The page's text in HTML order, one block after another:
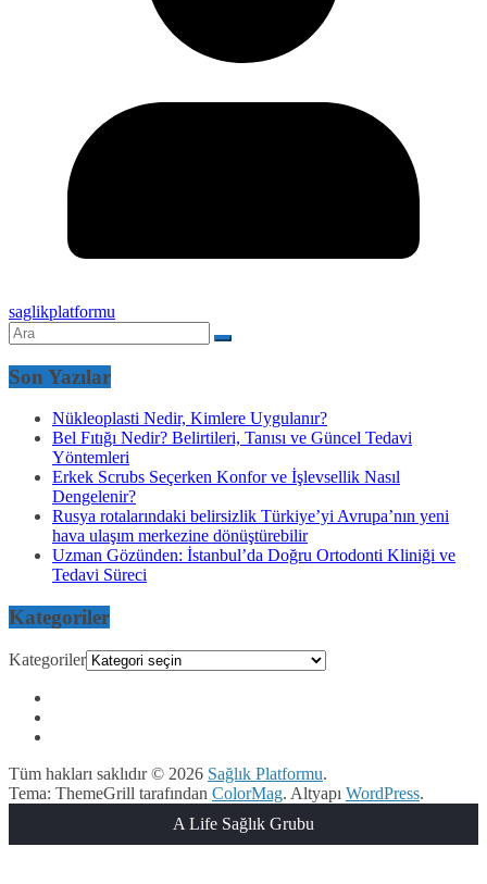
saglikplatformu
Son Yazılar
Nükleoplasti Nedir, Kimlere Uygulanır?
Bel Fıtığı Nedir? Belirtileri, Tanısı ve Güncel Tedavi
Yöntemleri
Erkek Scrubs Seçerken Konfor ve İşlevsellik Nasıl
Dengelenir?
Rusya rotalarındaki belirsizlik Türkiye’yi Avrupa’nın yeni
hava ulaşım merkezine dönüştürebilir
Uzman Gözünden: İstanbul’da Doğru Ortodonti Kliniği ve
Tedavi Süreci
Kategoriler
Kategoriler
Tüm hakları saklıdır © 2026 Sağlık Platformu.
Tema: ThemeGrill tarafından ColorMag. Altyapı WordPress.
A Life Sağlık Grubu